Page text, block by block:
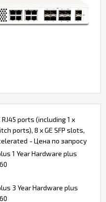
RJ45 ports (including 1 x
ports), 8 x GE SFP slots,
- Цена по запросу
1 Year Hardware plus
3 Year Hardware plus